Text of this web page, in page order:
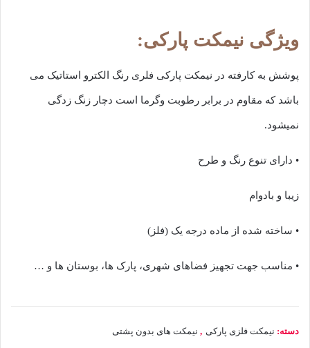
ویژگی نیمکت پارکی:
پوشش به کارفته در نیمکت پارکی فلری رنگ الکترو استاتیک می
باشد که مقاوم در برابر رطوبت وگرما است دچار زنگ زدگی
نمیشود.
• دارای تنوع رنگ و طرح
زیبا و بادوام
• ساخته شده از ماده درجه یک (فلز)
• مناسب جهت تجهیز فضاهای شهری، پارک ها، بوستان ها و …
دسته: نیمکت فلزی پارکی , نیمکت های بدون پشتی